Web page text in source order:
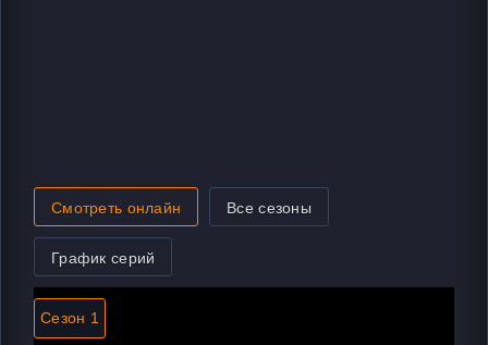
Смотреть онлайн Все сезоны
График серий
Сезон 1